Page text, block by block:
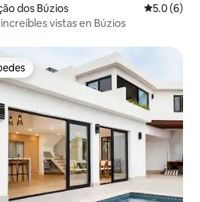
dos Búzios
5.0 (6)
vistas en Búzios